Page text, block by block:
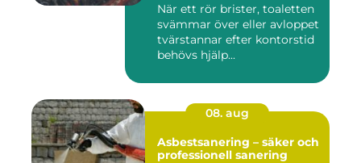
När ett rör brister, toaletten
svämmar över eller avloppet
tvärstannar efter kontorstid
behövs hjälp...
08. aug
Asbestsanering – säker och
professionell sanering